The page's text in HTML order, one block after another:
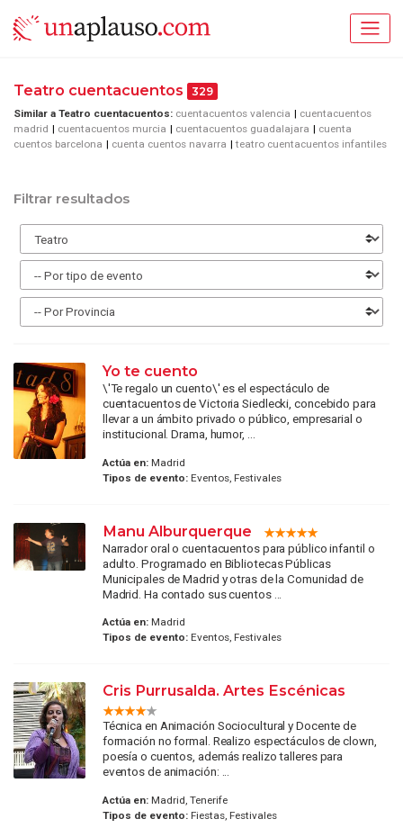
Teatro cuentacuentos 329
Similar a Teatro cuentacuentos: cuentacuentos valencia
cuentacuentos
madrid
cuentacuentos murcia cuentacuentos guadalajara
cuenta
cuentos barcelona
cuenta cuentos navarra teatro cuentacuentos infantiles
Filtrar resultados
Yo te cuento
\'Te regalo un cuento\' es el espectáculo de
cuentacuentos de Victoria Siedlecki, concebido para
llevar a un ámbito privado o público, empresarial o
institucional. Drama, humor, ...
Actúa en:Madrid
Tipos de evento:Eventos, Festivales
Manu Alburquerque
Narrador oral o cuentacuentos para público infantil o
adulto. Programado en Bibliotecas Públicas
Municipales de Madrid y otras de la Comunidad de
Madrid. Ha contado sus cuentos ...
Actúa en:Madrid
Tipos de evento:Eventos, Festivales
Cris Purrusalda. Artes Escénicas
Técnica en Animación Sociocultural y Docente de
formación no formal. Realizo espectáculos de clown,
poesía o cuentos, además realizo talleres para
eventos de animación: ...
Actúa en:Madrid, Tenerife
Tipos de evento:Fiestas, Festivales